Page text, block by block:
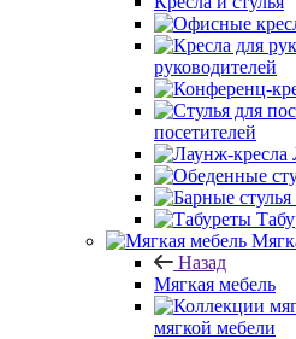
руководителей
посетителей
Назад
Мягкая мебель
мягкой мебели